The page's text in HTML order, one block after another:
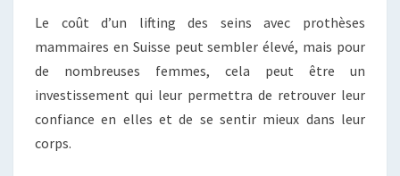
Le coût d’un lifting des seins avec prothèses
mammaires en Suisse peut sembler élevé, mais pour
de nombreuses femmes, cela peut être un
investissement qui leur permettra de retrouver leur
confiance en elles et de se sentir mieux dans leur
corps.